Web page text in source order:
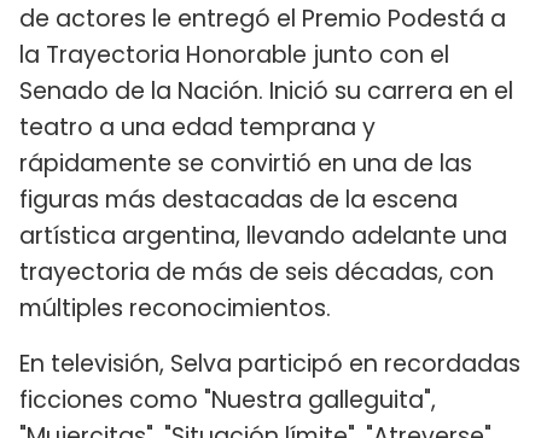
de actores le entregó el Premio Podestá a
la Trayectoria Honorable junto con el
Senado de la Nación. Inició su carrera en el
teatro a una edad temprana y
rápidamente se convirtió en una de las
figuras más destacadas de la escena
artística argentina, llevando adelante una
trayectoria de más de seis décadas, con
múltiples reconocimientos.
En televisión, Selva participó en recordadas
ficciones como "Nuestra galleguita",